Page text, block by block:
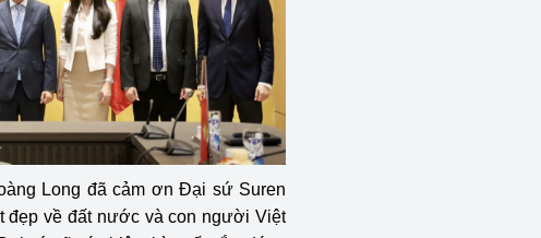
Long đã cảm ơn Đại sứ Suren
đẹp về đất nước và con người Việt